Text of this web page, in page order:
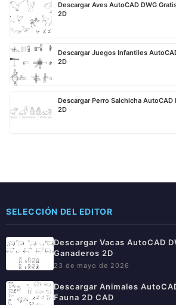
Descargar Aves AutoCAD DWG
2D
Descargar Juegos Infantiles
2D
Descargar Perro Salchicha AutoCAD
2D
SELECCIÓN DEL EDITOR
Descargar Vacas AutoCAD
Ganaderos 2D
23 de mayo de 2026
Descargar Animales
Fauna 2D CAD